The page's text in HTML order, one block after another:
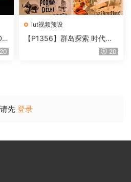
20
lut视频预设
【P1356】群岛探索 时代马
戏团 – QUEST 60 调色预设A
20
请先 登录